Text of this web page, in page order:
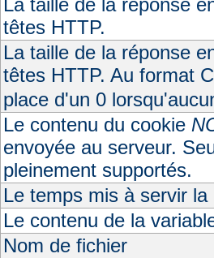
têtes HTTP.
La taille de la réponse
têtes HTTP. Au format
place d'un 0
Le contenu du cookie
envoyée au serveur.
pleinement supportés.
Le temps mis à servir
Le contenu de la
Nom de fichier